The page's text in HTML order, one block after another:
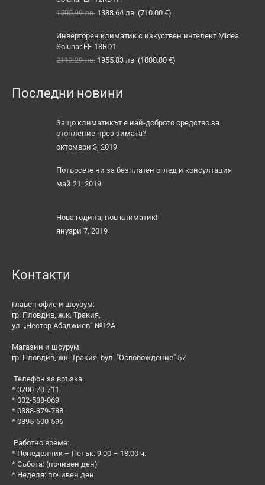
1505.99лв. Original
was:
1505.99 лв..
1388.64 лв. Текущата
е:
(710.00 €)
Инверторен климатик с изкуствен интелект Midea
Solunar EF-18RD1
2112.29лв. Original
2112.29 лв..
1955.83 лв. Текущата
(1000.00 €)
Последни новини
Защо климатикът е най-доброто средство за
отопление през зимата?
октомври 3, 2019
Потърсете ни за безплатен оглед и консултация
май 21, 2019
Нова година, нов климатик!
януари 7, 2019
Контакти
Главен офис и шоурум:
гр. Пловдив, ж.к. Тракия,
ул. „Нестор Абаджиев“ №12А
Магазин и шоурум:
гр. Пловдив, жк. Тракия, бул. "Освобождение" 57
Телефон за връзка:
* 0700-70-711
* 032-588-069
* 0888-379-788
* 0895-500-596
Работно време:
* Понеделник – Петък: 9:00 – 18:00 ч.
* Събота: (почивен ден)
* Неделя: почивен ден